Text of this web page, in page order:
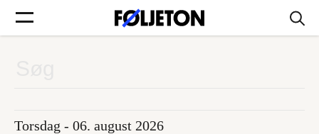
Føljetoner
Torsdag - 06. august 2026